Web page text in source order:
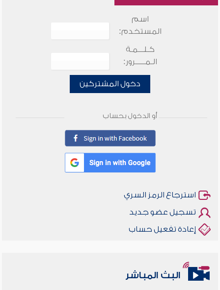
اسم
المستخدم:
كـلـــمـة
الـمـــــرور:
دخول المشتركين
أو الدخول بحساب
استرجاع الرمز السري
تسجيل عضو جديد
إعادة تفعيل حساب
البث المباشر